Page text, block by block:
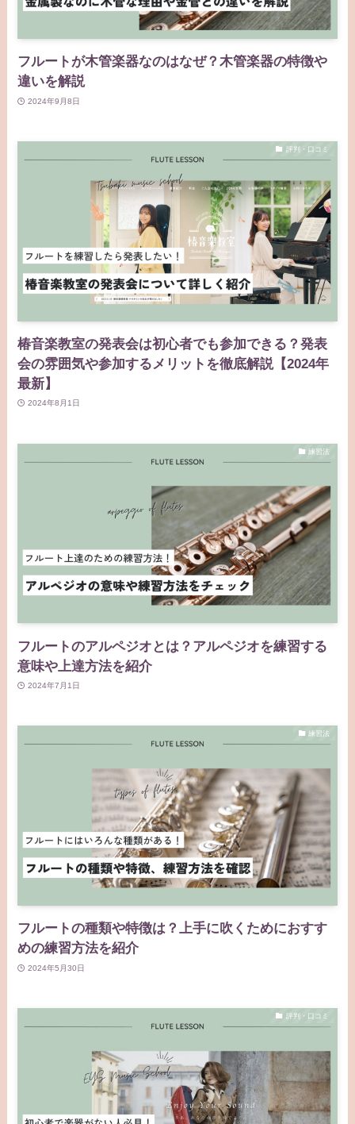
フルートが木管楽器なのはなぜ？木管楽器の特徴や
違いを解説
2024年9月8日
評判・口コミ
椿音楽教室の発表会は初心者でも参加できる？発表
会の雰囲気や参加するメリットを徹底解説【2024年
最新】
2024年8月1日
練習法
フルートのアルペジオとは？アルペジオを練習する
意味や上達方法を紹介
2024年7月1日
練習法
フルートの種類や特徴は？上手に吹くためにおすす
めの練習方法を紹介
2024年5月30日
評判・口コミ